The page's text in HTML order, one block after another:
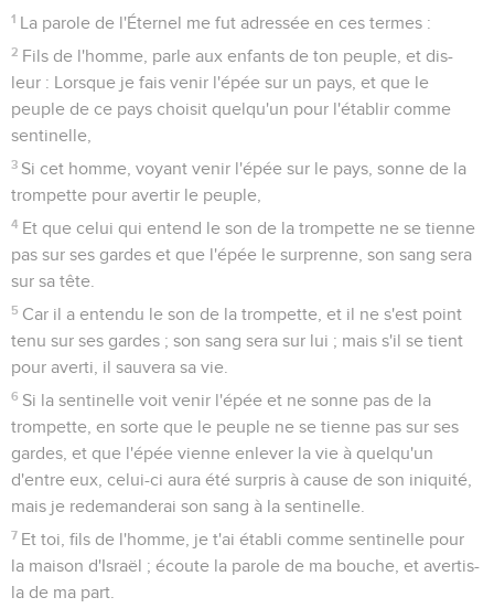
1 La parole de l'Éternel me fut adressée en ces termes :
2 Fils de l'homme, parle aux enfants de ton peuple, et dis-
leur : Lorsque je fais venir l'épée sur un pays, et que le
peuple de ce pays choisit quelqu'un pour l'établir comme
sentinelle,
3 Si cet homme, voyant venir l'épée sur le pays, sonne de la
trompette pour avertir le peuple,
4 Et que celui qui entend le son de la trompette ne se tienne
pas sur ses gardes et que l'épée le surprenne, son sang sera
sur sa tête.
5 Car il a entendu le son de la trompette, et il ne s'est point
tenu sur ses gardes ; son sang sera sur lui ; mais s'il se tient
pour averti, il sauvera sa vie.
6 Si la sentinelle voit venir l'épée et ne sonne pas de la
trompette, en sorte que le peuple ne se tienne pas sur ses
gardes, et que l'épée vienne enlever la vie à quelqu'un
d'entre eux, celui-ci aura été surpris à cause de son iniquité,
mais je redemanderai son sang à la sentinelle.
7 Et toi, fils de l'homme, je t'ai établi comme sentinelle pour
la maison d'Israël ; écoute la parole de ma bouche, et avertis-
la de ma part.